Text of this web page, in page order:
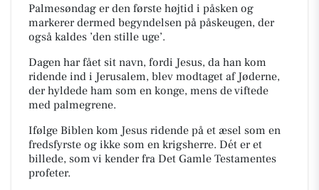
Palmesøndag er den første højtid i påsken og
markerer dermed begyndelsen på påskeugen, der
også kaldes ’den stille uge’.
Dagen har fået sit navn, fordi Jesus, da han kom
ridende ind i Jerusalem, blev modtaget af Jøderne,
der hyldede ham som en konge, mens de viftede
med palmegrene.
Ifølge Biblen kom Jesus ridende på et æsel som en
fredsfyrste og ikke som en krigsherre. Dét er et
billede, som vi kender fra Det Gamle Testamentes
profeter.